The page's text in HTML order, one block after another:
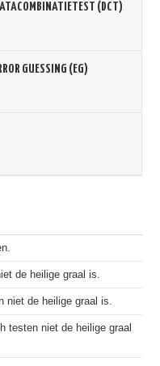
(DCT)
GUESSING (EG)
de heilige graal is.
niet de heilige graal is.
testen niet de heilige graal